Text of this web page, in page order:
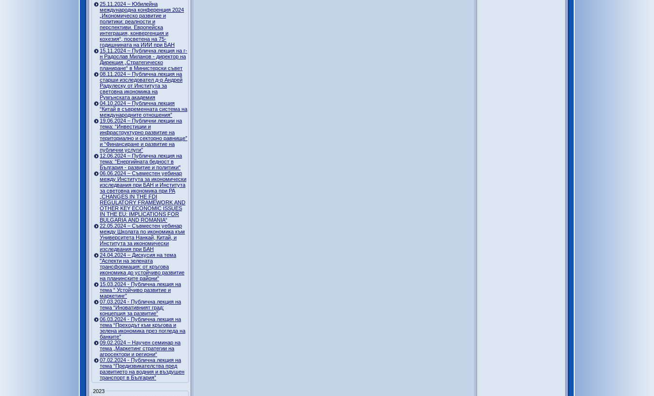
25.11.2024 – Юбилейна
международна конференция 2024
„Икономическо развитие и
политики: реалности и
перспективи. Европейска
интеграция, конвергенция и
кохезия“, посветена на 75-
годишнината на ИИИ при БАН
15.11.2024 – Публична лекция на г-
н Радослав Миланов - директор на
Дирекция „Стратегическо
планиране“ в Министерски съвет
08.11.2024 – Публична лекция на
старши изследовател д-р Андрей
Радулеску от Института за
световна икономика на
Румънската академия
04.10.2024 – Публична лекция
“Китай в съвременната система на
международните отношения”
19.06.2024 – Публични лекции на
тема: “Инвестиции и
инфраструктурно развитие на
териториално и секторно равнище”
и “Финансиране и развитие на
публични услуги”
12.06.2024 – Публична лекция на
тема: "Енергийната бедност в
България - развитие и политики"
06.06.2024 – Съвместен уебинар
между Института за икономически
изследвания при БАН и Института
за световна икономика при РА
„CHANGES IN THE FDI
REGULATORY FRAMEWORK AND
OTHER KEY ECONOMIC ISSUES
IN THE EU: IMPLICATIONS FOR
BULGARIA AND ROMANIA“
22.05.2024 – Съвместен уебинар
между Школата по икономика към
Университета Нанкай, Китай, и
Института за икономически
изследвания при БАН
24.04.2024 – Дискусия на тема
"Аспекти на зелената
трансформация: от кръгова
икономика до устойчиво развитие
на планинските райони"
15.03.2024 - Публична лекция на
тема “ Устойчиво развитие и
маркетинг”
07.03.2024 - Публична лекция на
тема “Иновативният град:
концепция за развитие”
06.03.2024 - Публична лекция на
тема “Преходът към кръгова и
зелена икономика през погледа на
банките”
09.02.2024 – Научен семинар на
тема „Маркетинг стратегии на
агросектори и региони“
07.02.2024 - Публична лекция на
тема “Предизвикателства пред
развитието на водния и въздушен
транспорт в България”
2023